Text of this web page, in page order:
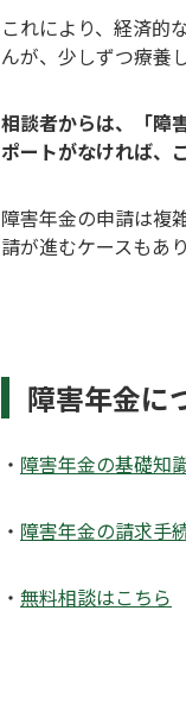
これにより、経済的
んが、少しずつ療養
相談者からは、「障
ポートがなければ、
障害年金の申請は複
請が進むケースもあ
障害年金に
・ 障害年金の基礎知
・ 障害年金の請求手
・ 無料相談はこちら